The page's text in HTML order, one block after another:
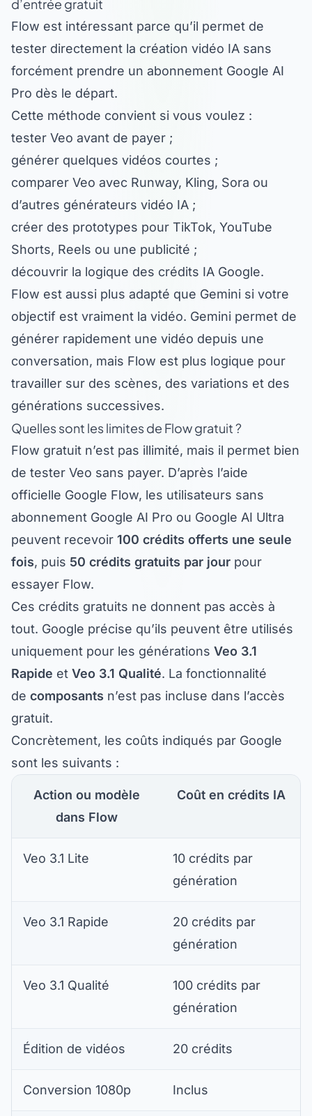
Flow est intéressant parce qu’il permet de
tester directement la création vidéo IA sans
forcément prendre un abonnement Google AI
Pro dès le départ.
Cette méthode convient si vous voulez :
tester Veo avant de payer ;
générer quelques vidéos courtes ;
comparer Veo avec Runway, Kling, Sora ou
d’autres générateurs vidéo IA ;
créer des prototypes pour TikTok, YouTube
Shorts, Reels ou une publicité ;
découvrir la logique des crédits IA Google.
Flow est aussi plus adapté que Gemini si votre
objectif est vraiment la vidéo. Gemini permet de
générer rapidement une vidéo depuis une
conversation, mais Flow est plus logique pour
travailler sur des scènes, des variations et des
générations successives.
Quelles sont les limites de Flow gratuit ?
Flow gratuit n’est pas illimité, mais il permet bien
de tester Veo sans payer. D’après l’aide
officielle Google Flow, les utilisateurs sans
abonnement Google AI Pro ou Google AI Ultra
peuvent recevoir 100 crédits offerts une seule
fois
, puis 50 crédits gratuits par jour
essayer Flow.
Ces crédits gratuits ne donnent pas accès à
tout. Google précise qu’ils peuvent être utilisés
uniquement pour les générations Veo 3.1
Rapide
et Veo 3.1 Qualité
. La fonctionnalité
de
composants
n’est pas incluse dans l’accès
gratuit.
Concrètement, les coûts indiqués par Google
sont les suivants :
Action ou modèle
dans Flow
Coût en crédits IA
Veo 3.1 Lite
10 crédits par
génération
Veo 3.1 Rapide
20 crédits par
génération
Veo 3.1 Qualité
100 crédits par
génération
Édition de vidéos 20 crédits
Conversion 1080p Inclus